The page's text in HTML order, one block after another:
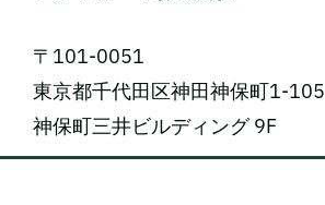
〒101-0051
東京都千代田区神田神保町1-105
神保町三井ビルディング 9F